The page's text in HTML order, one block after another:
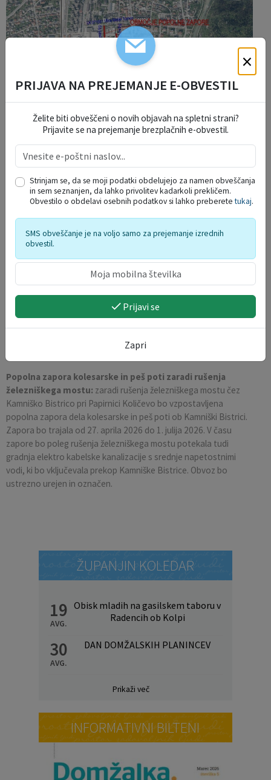
Popolna zapora občinske sprehajalne poti ob Kamniški
: bo vzpostavljena od lokalne ceste Selo pri Ihanu –
Pšata do farme Ihan, v dolžini približno 1700 metrov, od 23.
januarja 2026 do 30. maja 2026 zaradi sanacije brežine rečne
struge Kamniške Bistrice.
Popolna zapora kolesarske in peš poti zaradi rušenja
železniškega mostu: zaradi rušenja železniškega mostu čez
Kamniško Bistrico pri Papirnici Količevo bo vzpostavljena
popolna zapora dela kolesarske in peš poti ob Kamniški Bistrici.
Zapora bo trajala od 27. aprila 2026 do 1. julija 2026. V času
zapore bo poleg rušenja železniškega mostu potekala tudi
gradnja elektro kabelske kanalizacije s srednje napetostnimi
vodi, ki bo vključevala prekop Kamniške Bistrice. Obvoz bo
ustrezno urejen in označen.
ŽUPANJIN KOLEDAR
19
AVG.
Obisk mladih na gasilskem taboru v
Radencih ob Kolpi
30
AVG.
DAN DOMŽALSKIH PLANINCEV
Prikaži več
INFORMATIVNI BILTENI
×
PRIJAVA NA PREJEMANJE E-OBVESTIL
Želite biti obveščeni o novih objavah na spletni strani?
Prijavite se na prejemanje brezplačnih e-obvestil.
Strinjam se, da se moji podatki obdelujejo za namen obveščanja
in sem seznanjen, da lahko privolitev kadarkoli prekličem.
Obvestilo o obdelavi osebnih podatkov si lahko preberetetukaj.
SMS obveščanje je na voljo samo za prejemanje izrednih
obvestil.
Prijavi se
Zapri